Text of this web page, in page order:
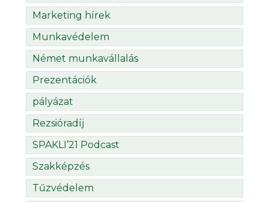
Marketing hírek
Munkavédelem
Német munkavállalás
Prezentációk
pályázat
Rezsióradíj
SPAKLI’21 Podcast
Szakképzés
Tűzvédelem